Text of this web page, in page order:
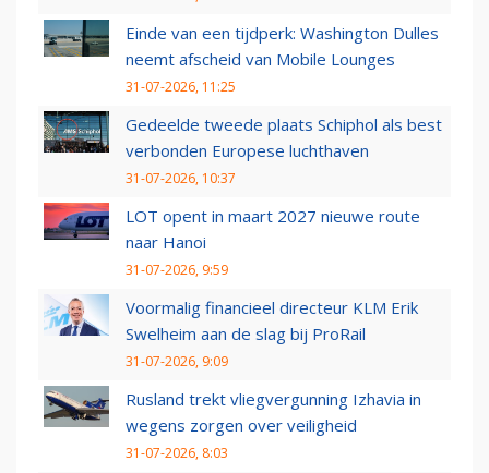
Einde van een tijdperk: Washington Dulles
neemt afscheid van Mobile Lounges
31-07-2026, 11:25
Gedeelde tweede plaats Schiphol als best
verbonden Europese luchthaven
31-07-2026, 10:37
LOT opent in maart 2027 nieuwe route
naar Hanoi
31-07-2026, 9:59
Voormalig financieel directeur KLM Erik
Swelheim aan de slag bij ProRail
31-07-2026, 9:09
Rusland trekt vliegvergunning Izhavia in
wegens zorgen over veiligheid
31-07-2026, 8:03